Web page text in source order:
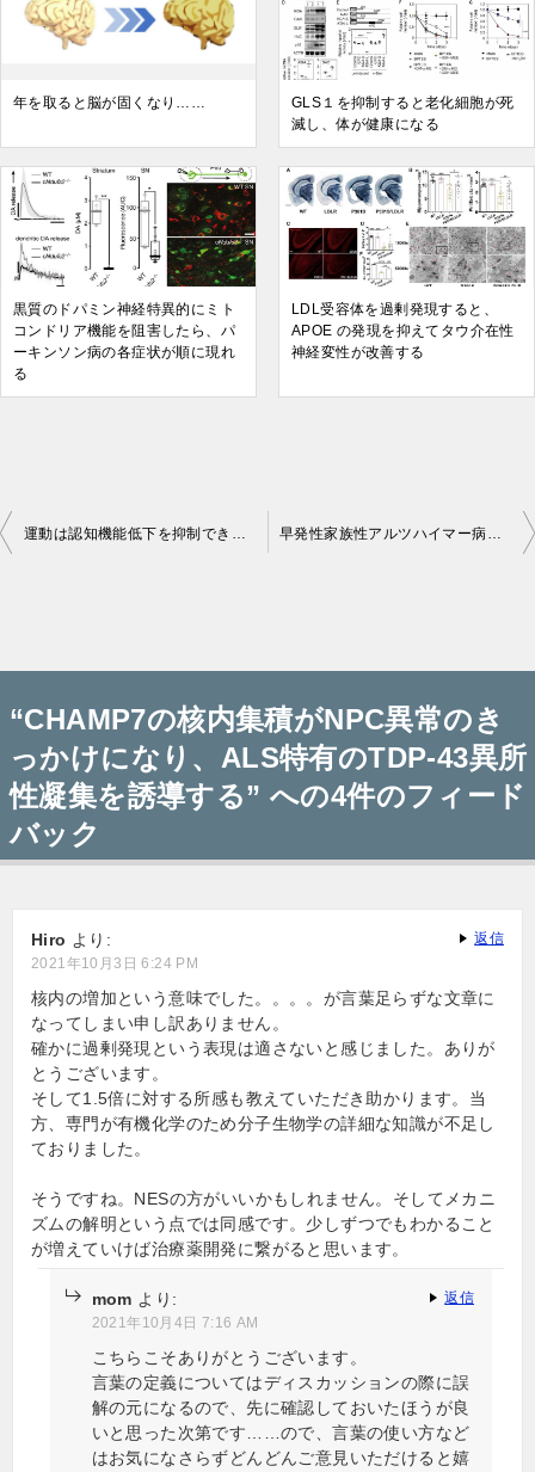
年を取ると脳が固くなり……
GLS１を抑制すると老化細胞が死
滅し、体が健康になる
黒質のドパミン神経特異的にミト
コンドリア機能を阻害したら、パ
ーキンソン病の各症状が順に現れ
る
LDL受容体を過剰発現すると、
APOE の発現を抑えてタウ介在性
神経変性が改善する
投
稿
ナ
ビ
ゲ
ー
ョ
ン
“CHAMP7の核内集積がNPC異常のき
っかけになり、ALS特有のTDP-43異所
性凝集を誘導する” への4件のフィード
バック
Hiro より:
2021年10月3日 6:24 PM
核内の増加という意味でした。。。。が言葉足らずな文章に
なってしまい申し訳ありません。
確かに過剰発現という表現は適さないと感じました。ありが
とうございます。
そして1.5倍に対する所感も教えていただき助かります。当
方、専門が有機化学のため分子生物学の詳細な知識が不足し
ておりました。
そうですね。NESの方がいいかもしれません。そしてメカニ
ズムの解明という点では同感です。少しずつでもわかること
が増えていけば治療薬開発に繋がると思います。
返信
mom より:
2021年10月4日 7:16 AM
こちらこそありがとうございます。
言葉の定義についてはディスカッションの際に誤
解の元になるので、先に確認しておいたほうが良
いと思った次第です……ので、言葉の使い方など
はお気になさらずどんどんご意見いただけると嬉
返信